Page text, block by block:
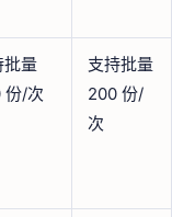
批量
份/次
支持批量
200 份/
次